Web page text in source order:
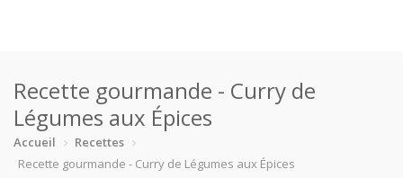
Catégories
Boisson Crevette
Recette gourmande - Curry de
Légumes aux Épices
Accueil
Recettes
Recette gourmande - Curry de Légumes aux Épices